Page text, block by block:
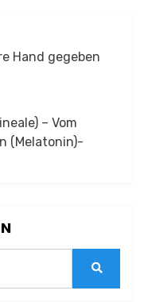
Hand gegeben
– Vom
(Melatonin)-